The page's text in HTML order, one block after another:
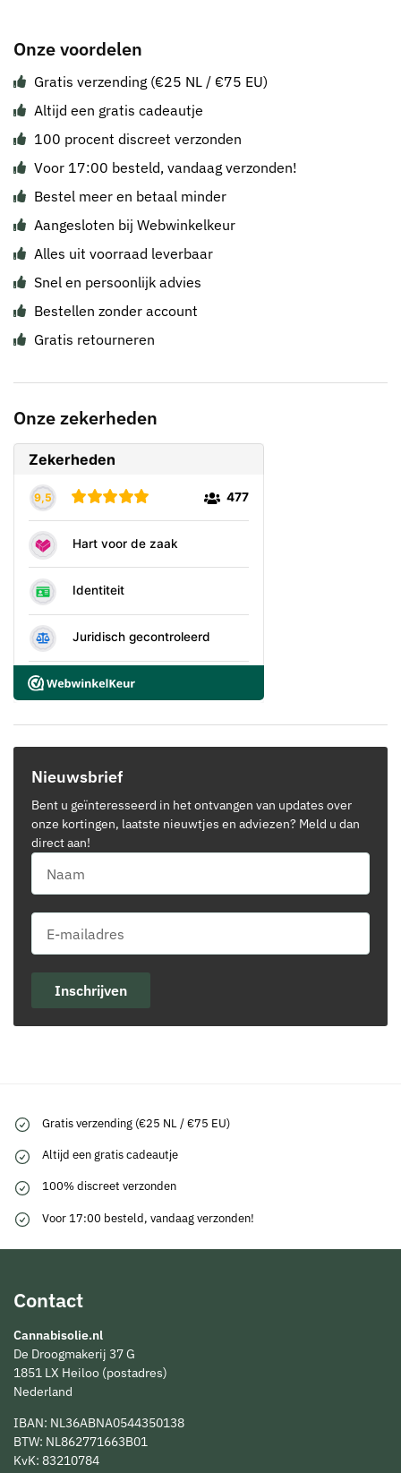
Onze voordelen
Gratis verzending (€25 NL / €75 EU)
Altijd een gratis cadeautje
100 procent discreet verzonden
Voor 17:00 besteld, vandaag verzonden!
Bestel meer en betaal minder
Aangesloten bij Webwinkelkeur
Alles uit voorraad leverbaar
Snel en persoonlijk advies
Bestellen zonder account
Gratis retourneren
Onze zekerheden
Nieuwsbrief
Bent u geïnteresseerd in het ontvangen van updates over
onze kortingen, laatste nieuwtjes en adviezen? Meld u dan
direct aan!
Inschrijven
Gratis verzending (€25 NL / €75 EU)
Altijd een gratis cadeautje
100% discreet verzonden
Voor 17:00 besteld, vandaag verzonden!
Contact
Cannabisolie.nl
De Droogmakerij 37 G
1851 LX Heiloo (postadres)
Nederland
IBAN: NL36ABNA0544350138
BTW: NL862771663B01
KvK: 83210784